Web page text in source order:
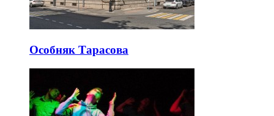
Особняк Тарасова